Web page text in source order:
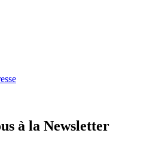
à la Newsletter